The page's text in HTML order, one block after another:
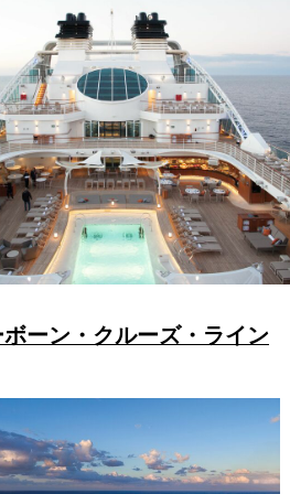
ーン・クルーズ・ライン